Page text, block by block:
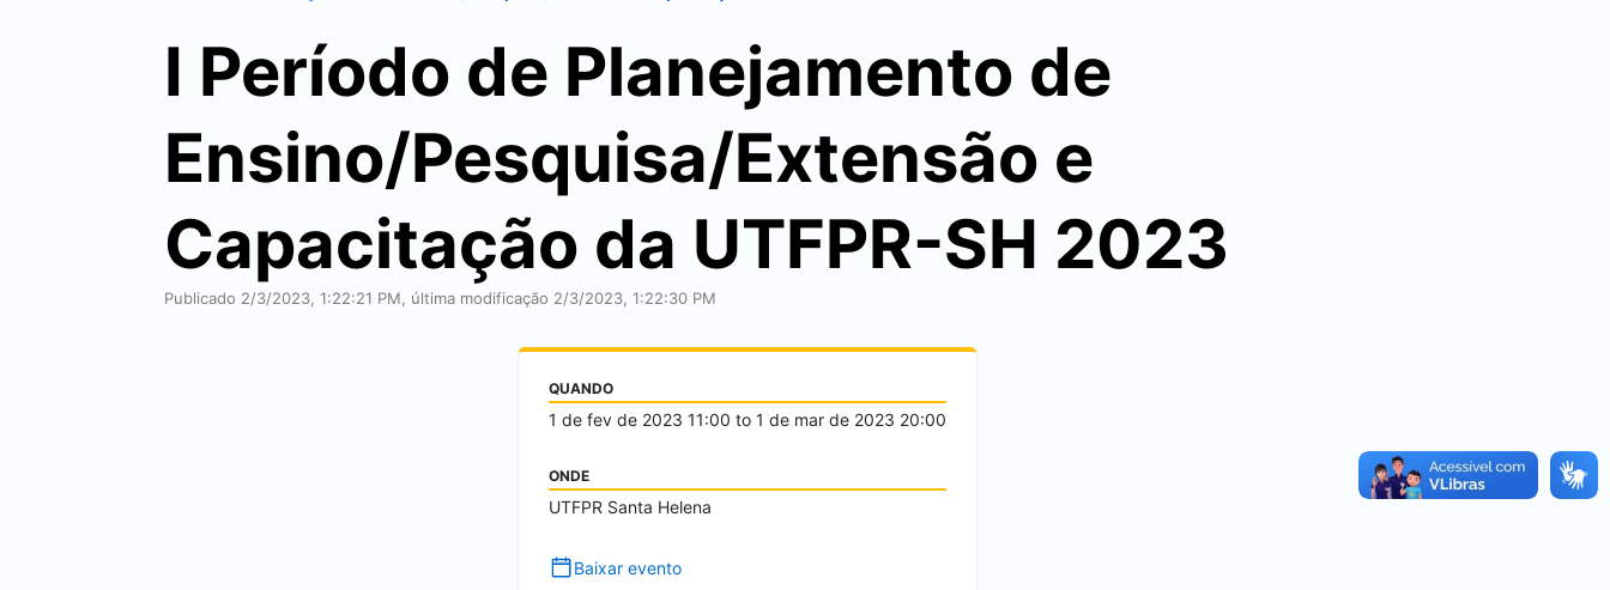
I Período de Planejamento de
Ensino/Pesquisa/Extensão e
Capacitação da UTFPR-SH 2023
Publicado 2/3/2023, 1:22:21 PM, última modificação 2/3/2023, 1:22:30 PM
QUANDO
1 de fev de 2023 11:00 to 1 de mar de 2023 20:00
ONDE
UTFPR Santa Helena
Baixar evento